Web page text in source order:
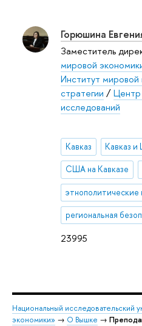
23995
Горюшина
Заместитель
мировой
Институт
стратегии /Центр
исследований
Кавказ
США на Кавказе
Национальный исследовательский
экономики» → О Вышке →